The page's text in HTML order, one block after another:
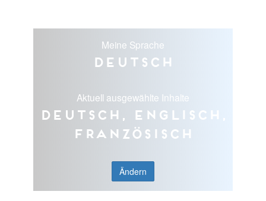
Meine Sprache
Deutsch
Aktuell ausgewählte Inhalte
Deutsch, Englisch,
Französisch
Ändern